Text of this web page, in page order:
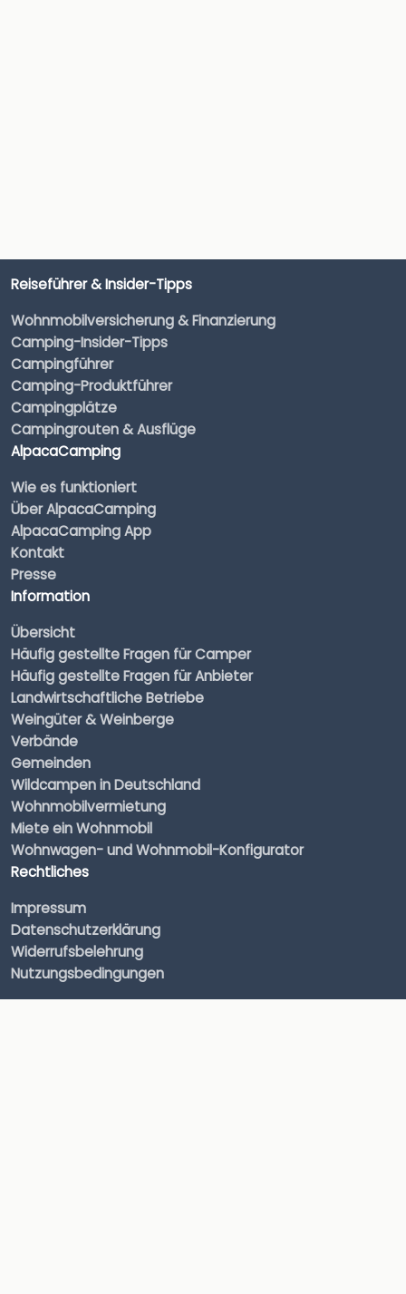
Reiseführer & Insider-Tipps
Wohnmobilversicherung & Finanzierung
Camping-Insider-Tipps
Campingführer
Camping-Produktführer
Campingplätze
Campingrouten & Ausflüge
AlpacaCamping
Wie es funktioniert
Über AlpacaCamping
AlpacaCamping App
Kontakt
Presse
Information
Übersicht
Häufig gestellte Fragen für Camper
Häufig gestellte Fragen für Anbieter
Landwirtschaftliche Betriebe
Weingüter & Weinberge
Verbände
Gemeinden
Wildcampen in Deutschland
Wohnmobilvermietung
Miete ein Wohnmobil
Wohnwagen- und Wohnmobil-Konfigurator
Rechtliches
Impressum
Datenschutzerklärung
Widerrufsbelehrung
Nutzungsbedingungen